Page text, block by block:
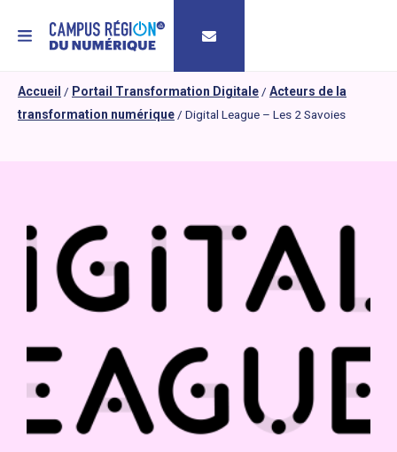
MENU
Accueil / Portail Transformation Digitale / Acteurs de la
transformation numérique / Digital League – Les 2 Savoies